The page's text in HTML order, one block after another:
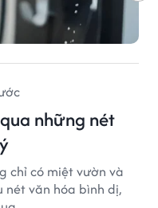
những nét
chỉ có miệt vườn và
nét văn hóa bình dị,